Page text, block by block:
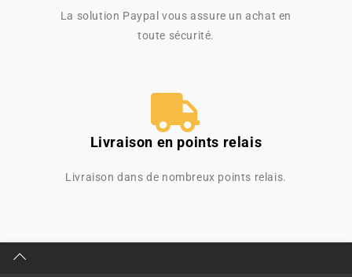
La solution Paypal vous assure un achat en
toute sécurité.
Livraison en points relais
Livraison dans de nombreux points relais.